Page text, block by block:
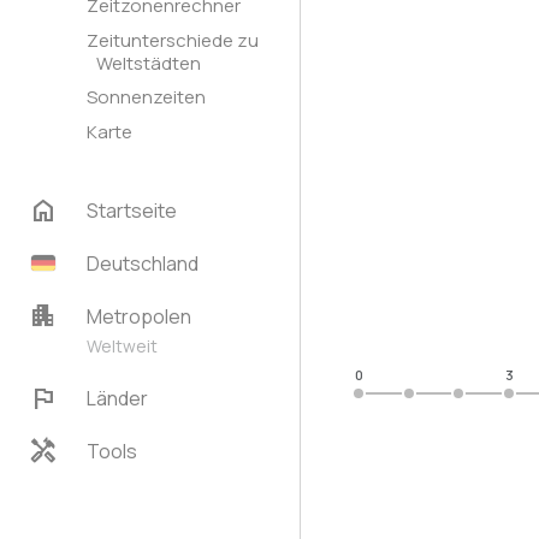
Zeitzonenrechner
Zeitunterschiede zu
Weltstädten
Sonnenzeiten
Karte
home
Startseite
Deutschland
apartment Metropolen
Weltweit
flag Länder
handyman Tools
0 3